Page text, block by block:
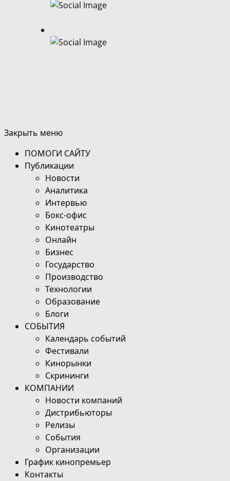
Закрыть меню
ПОМОГИ САЙТУ
Публикации
Новости
Аналитика
Интервью
Бокс-офис
Кинотеатры
Онлайн
Бизнес
Государство
Производство
Технологии
Образование
Блоги
СОБЫТИЯ
Календарь событий
Фестивали
Кинорынки
Скрининги
КОМПАНИИ
Новости компаний
Дистрибьюторы
Релизы
События
Организации
График кинопремьер
Контакты